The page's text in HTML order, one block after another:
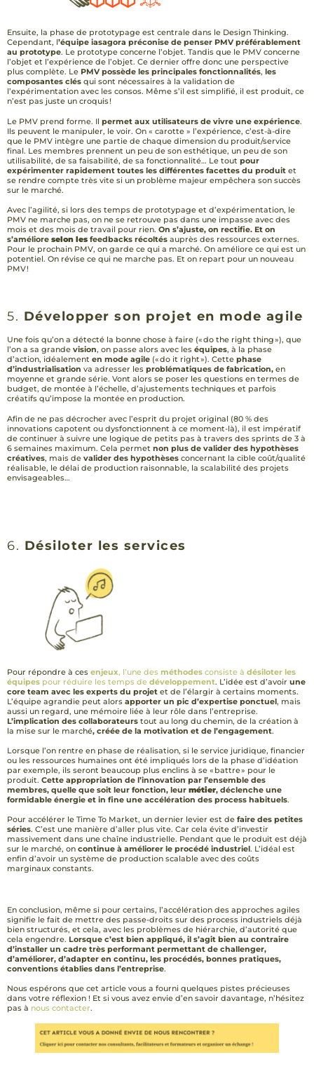
Ensuite, la phase de prototypage est centrale dans le Design Thinking.
Cependant, l’équipe iasagora préconise de penser PMV préférablement
au prototype. Le prototype concerne l’objet. Tandis que le PMV concerne
l’objet et l’expérience de l’objet. Ce dernier offre donc une perspective
plus complète. Le PMV possède les principales fonctionnalités, les
composantes clés qui sont nécessaires à la validation de
l’expérimentation avec les consos. Même s’il est simplifié, il est produit, ce
n’est pas juste un croquis !
Le PMV prend forme. Il permet aux utilisateurs de vivre une expérience.
Ils peuvent le manipuler, le voir. On « carotte » l’expérience, c’est-à-dire
que le PMV intègre une partie de chaque dimension du produit/service
final. Les membres prennent un peu de son esthétique, un peu de son
utilisabilité, de sa faisabilité, de sa fonctionnalité… Le tout pour
expérimenter rapidement toutes les différentes facettes du produit et
se rendre compte très vite si un problème majeur empêchera son succès
sur le marché.
Avec l’agilité, si lors des temps de prototypage et d’expérimentation, le
PMV ne marche pas, on ne se retrouve pas dans une impasse avec des
mois et des mois de travail pour rien. On s’ajuste, on rectifie. Et on
s’améliore selon les feedbacks récoltés auprès des ressources externes.
Pour le prochain PMV, on garde ce qui a marché. On améliore ce qui est un
potentiel. On révise ce qui ne marche pas. Et on repart pour un nouveau
PMV !
5. Développer son projet en mode agile
Une fois qu’on a détecté la bonne chose à faire (« do the right thing »), que
l’on a sa grande vision, on passe alors avec les équipes, à la phase
d’action, idéalement en mode agile (« do it right »). Cette phase
d’industrialisation va adresser les problématiques de fabrication, en
moyenne et grande série. Vont alors se poser les questions en termes de
budget, de montée à l’échelle, d’ajustements techniques et parfois
créatifs qu’impose la montée en production.
Afin de ne pas décrocher avec l’esprit du projet original (80 % des
innovations capotent ou dysfonctionnent à ce moment-là), il est impératif
de continuer à suivre une logique de petits pas à travers des sprints de 3 à
6 semaines maximum. Cela permet non plus de valider des hypothèses
créatives, mais de valider des hypothèses concernant la cible coût/qualité
réalisable, le délai de production raisonnable, la scalabilité des projets
envisageables…
6. Désiloter les services
Pour répondre à ces enjeux, l’une des méthodes consiste à désiloter les
équipes pour réduire les temps de développement. L’idée est d’avoir une
core team avec les experts du projet et de l’élargir à certains moments.
L’équipe agrandie peut alors apporter un pic d’expertise ponctuel, mais
aussi un regard, une mémoire liée à leur rôle dans l’entreprise.
L’implication des collaborateurs tout au long du chemin, de la création à
la mise sur le marché, créée de la motivation et de l’engagement.
Lorsque l’on rentre en phase de réalisation, si le service juridique, financier
ou les ressources humaines ont été impliqués lors de la phase d’idéation
par exemple, ils seront beaucoup plus enclins à se « battre » pour le
produit. Cette appropriation de l’innovation par l’ensemble des
membres, quelle que soit leur fonction, leur métier, déclenche une
formidable énergie et in fine une accélération des process habituels.
Pour accélérer le Time To Market, un dernier levier est de faire des petites
séries. C’est une manière d’aller plus vite. Car cela évite d’investir
massivement dans une chaîne industrielle. Pendant que le produit est déjà
sur le marché, on continue à améliorer le procédé industriel. L’idéal est
enfin d’avoir un système de production scalable avec des coûts
marginaux constants.
En conclusion, même si pour certains, l’accélération des approches agiles
signifie le fait de mettre des passe-droits sur des process industriels déjà
bien structurés, et cela, avec les problèmes de hiérarchie, d’autorité que
cela engendre. Lorsque c’est bien appliqué, il s’agit bien au contraire
d’installer un cadre très performant permettant de challenger,
d’améliorer, d’adapter en continu, les procédés, bonnes pratiques,
conventions établies dans l’entreprise.
Nous espérons que cet article vous a fourni quelques pistes précieuses
dans votre réflexion ! Et si vous avez envie d’en savoir davantage, n’hésitez
pas à nous contacter.